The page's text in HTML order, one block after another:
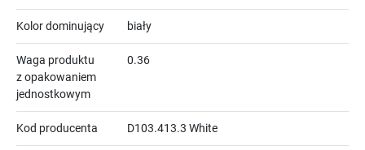
Kolor dominujący biały
Waga produktu
z opakowaniem
jednostkowym
0.36
Kod producenta D103.413.3 White